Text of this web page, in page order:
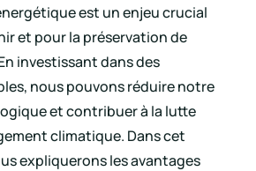
est un enjeu crucial
et pour la préservation de
investissant dans des
nous pouvons réduire notre
et contribuer à la lutte
climatique. Dans cet
expliquerons les avantages